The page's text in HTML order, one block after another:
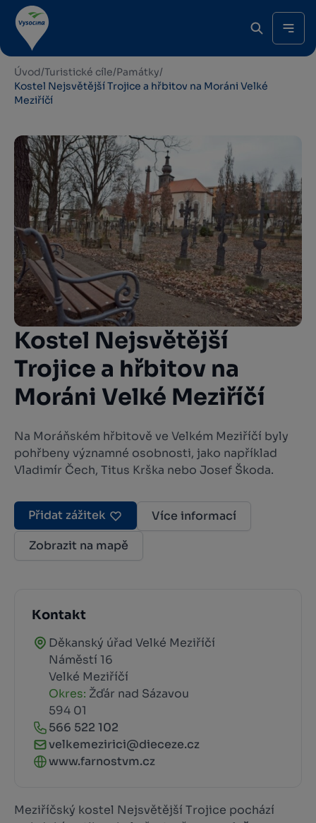
Úvod/Turistické cíle/Památky/
Kostel Nejsvětější Trojice a hřbitov na Moráni Velké
Meziříčí
Kostel Nejsvětější
Trojice a hřbitov na
Moráni Velké Meziříčí
Na Moráňském hřbitově ve Velkém Meziříčí byly
pohřbeny významné osobnosti, jako například
Vladimír Čech, Titus Krška nebo Josef Škoda.
Přidat zážitek
Více informací
Zobrazit na mapě
Kontakt
Děkanský úřad Velké Meziříčí
Náměstí 16
Velké Meziříčí
Okres: Žďár nad Sázavou
594 01
566 522 102
velkemezirici@dieceze.cz
www.farnostvm.cz
Meziříčský kostel Nejsvětější Trojice pochází